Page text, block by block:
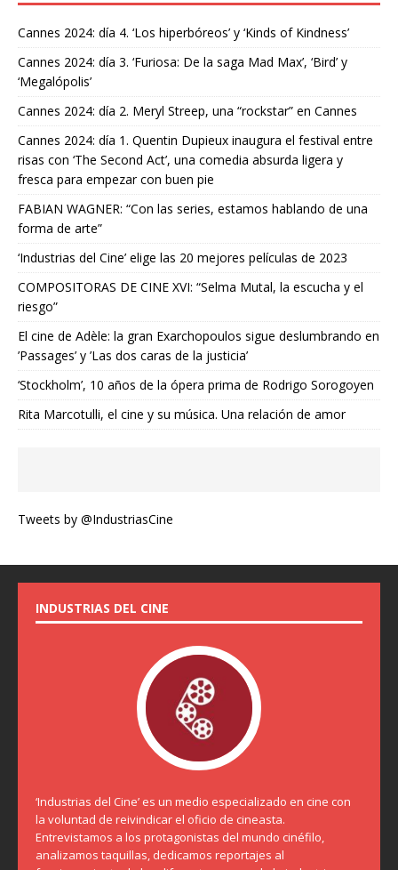
Cannes 2024: día 4. ‘Los hiperbóreos’ y ‘Kinds of Kindness’
Cannes 2024: día 3. ‘Furiosa: De la saga Mad Max’, ‘Bird’ y
‘Megalópolis’
Cannes 2024: día 2. Meryl Streep, una “rockstar” en Cannes
Cannes 2024: día 1. Quentin Dupieux inaugura el festival entre
risas con ‘The Second Act’, una comedia absurda ligera y
fresca para empezar con buen pie
FABIAN WAGNER: “Con las series, estamos hablando de una
forma de arte”
‘Industrias del Cine’ elige las 20 mejores películas de 2023
COMPOSITORAS DE CINE XVI: “Selma Mutal, la escucha y el
riesgo”
El cine de Adèle: la gran Exarchopoulos sigue deslumbrando en
’Passages’ y ’Las dos caras de la justicia’
‘Stockholm’, 10 años de la ópera prima de Rodrigo Sorogoyen
Rita Marcotulli, el cine y su música. Una relación de amor
Tweets by @IndustriasCine
INDUSTRIAS DEL CINE
‘Industrias del Cine’ es un medio especializado en cine con
la voluntad de reivindicar el oficio de cineasta.
Entrevistamos a los protagonistas del mundo cinéfilo,
analizamos taquillas, dedicamos reportajes al